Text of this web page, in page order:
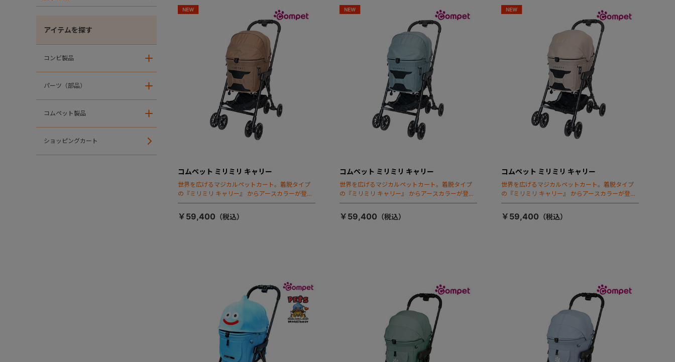
アイテムを探す
コンビ製品
パーツ（部品）
コムペット製品
ショッピングカート
コムペット ミリミリ キャリー
世界を広げるマジカルペットカート。着脱タイプ
の『ミリミリ キャリー』 からアースカラーが登
場！
￥59,400
コムペット ミリミリ キャリー
世界を広げるマジカルペットカート。着脱タイプ
の『ミリミリ キャリー』 からアースカラーが登
場！
￥59,400
コムペット ミリミリ キャリー
世界を広げるマジカルペットカート。着脱タイプ
の『ミリミリ キャリー』 からアースカラーが登
場！
￥59,400